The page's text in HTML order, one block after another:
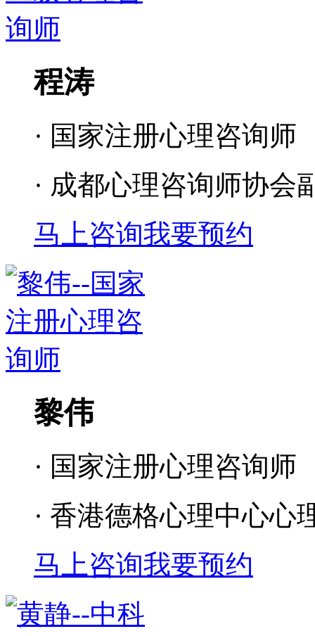
程涛
· 国家注册心理咨询师
· 成都心理咨询师协会
马上咨询我要预约
黎伟
· 国家注册心理咨询师
· 香港德格心理中心心
马上咨询我要预约